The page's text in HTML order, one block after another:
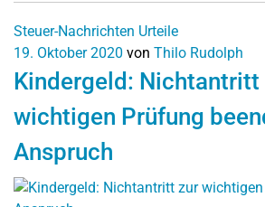
Steuer-Nachrichten Urteile
19. Oktober 2020 von Thilo Rudolph
Kindergeld: Nichtantritt
wichtigen Prüfung
Anspruch